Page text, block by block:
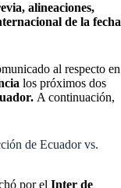
alineaciones,
de la fecha
al respecto en
los próximos dos
A continuación,
de Ecuador vs.
por el Inter de